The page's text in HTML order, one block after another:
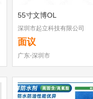
55寸文博OL
深圳市起立科技有限公司
面议
广东-深圳市